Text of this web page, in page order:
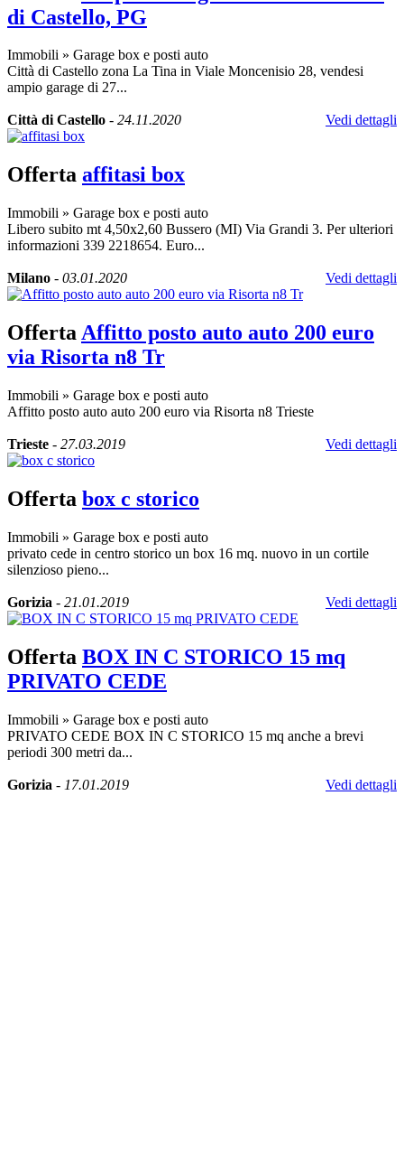
di Castello, PG
Immobili » Garage box e posti auto
Città di Castello zona La Tina in Viale Moncenisio 28, vendesi
ampio garage di 27...
Città di Castello - 24.11.2020 Vedi dettagli
Offerta affitasi box
Immobili » Garage box e posti auto
Libero subito mt 4,50x2,60 Bussero (MI) Via Grandi 3. Per ulteriori
informazioni 339 2218654. Euro...
Milano - 03.01.2020 Vedi dettagli
Offerta Affitto posto auto auto 200 euro
via Risorta n8 Tr
Immobili » Garage box e posti auto
Affitto posto auto auto 200 euro via Risorta n8 Trieste
Trieste - 27.03.2019 Vedi dettagli
Offerta box c storico
Immobili » Garage box e posti auto
privato cede in centro storico un box 16 mq. nuovo in un cortile
silenzioso pieno...
Gorizia - 21.01.2019 Vedi dettagli
Offerta BOX IN C STORICO 15 mq
PRIVATO CEDE
Immobili » Garage box e posti auto
PRIVATO CEDE BOX IN C STORICO 15 mq anche a brevi
periodi 300 metri da...
Gorizia - 17.01.2019 Vedi dettagli